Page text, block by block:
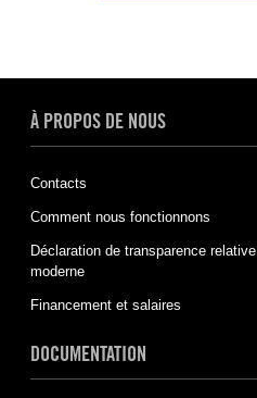
À PROPOS DE NOUS
Contacts
Comment nous fonctionnons
Déclaration de transparence
moderne
Financement et salaires
DOCUMENTATION